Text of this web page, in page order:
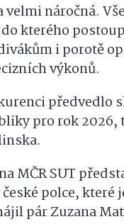
náročná.
kterého
i porotě
výkonů.
předvedlo
pro rok 2026,
MČR SUT
polce,
pár Zuzana